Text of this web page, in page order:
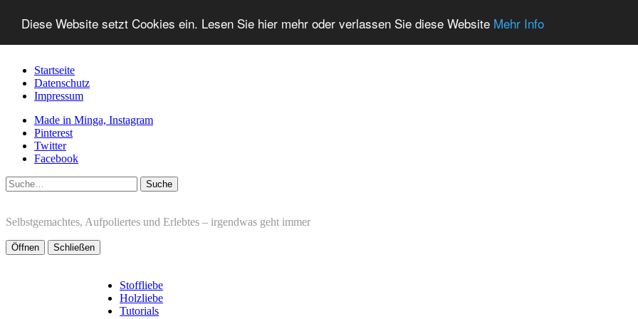
Diese Website setzt Cookies ein. Lesen Sie hier mehr oder verlassen Sie diese Website Mehr Info
Startseite
Datenschutz
Impressum
Made in Minga, Instagram
Pinterest
Twitter
Facebook
Suche
Selbstgemachtes, Aufpoliertes und Erlebtes – irgendwas geht immer
Öffnen Schließen
Stoffliebe
Holzliebe
Tutorials